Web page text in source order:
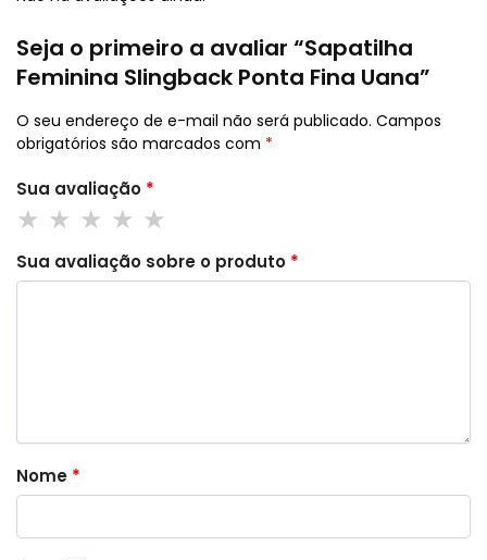
Seja o primeiro a avaliar “Sapatilha
Feminina Slingback Ponta Fina Uana”
O seu endereço de e-mail não será publicado. Campos
obrigatórios são marcados com *
Sua avaliação *
Sua avaliação sobre o produto *
Nome *